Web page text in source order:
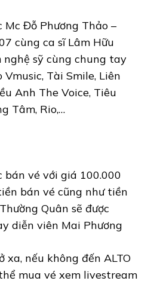
Mc Đỗ Phương Thảo –
cùng ca sĩ Lâm Hữu
nghệ sỹ cùng chung tay
Tài Smile, Liên
Anh The Voice, Tiêu
Tâm, Rio,…
bán vé với giá 100.000
bán vé cũng như tiền
Quân sẽ được
diễn viên Mai Phương
xa, nếu không đến ALTO
mua vé xem livestream